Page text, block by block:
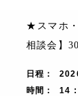
★スマホ
相談会】
日程
時間
14 :